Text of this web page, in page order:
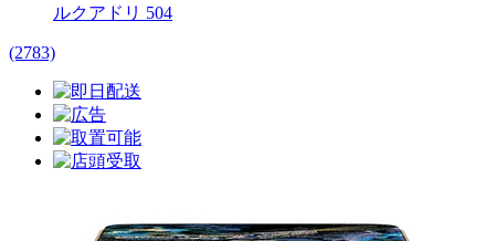
ルクアドリ 504
(2783)